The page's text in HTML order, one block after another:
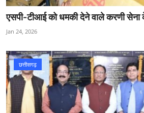
एसपी-टीआई को धमकी देने वाले करणी सेना
Jan 24, 2026
छत्तीसगढ़